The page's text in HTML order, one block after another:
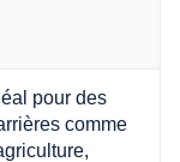
pour des
comme